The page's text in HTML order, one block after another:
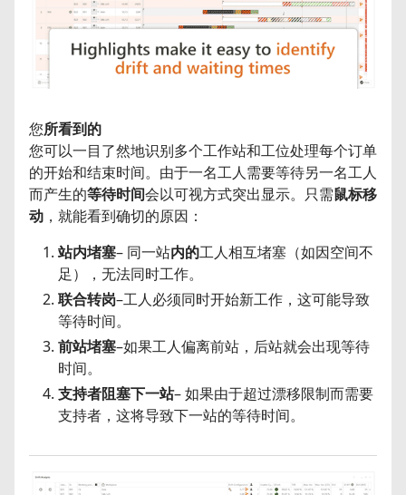
您所看到的
您可以一目了然地识别多个工作站和工位处理每个订单
的开始和结束时间。由于一名工人需要等待另一名工人
而产生的等待时间会以可视方式突出显示。只需鼠标移
动 ，就能看到确切的原因：
站内堵塞– 同一站内的工人相互堵塞（如因空间不
足），无法同时工作。
联合转岗–工人必须同时开始新工作，这可能导致
等待时间。
前站堵塞–如果工人偏离前站，后站就会出现等待
时间。
支持者阻塞下一站– 如果由于超过漂移限制而需要
支持者，这将导致下一站的等待时间。